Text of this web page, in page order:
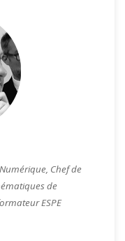
Chef de
de
ESPE